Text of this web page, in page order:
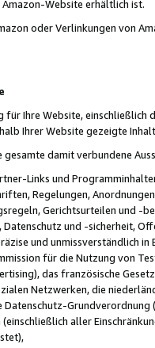
Website erhältlich ist.
oder Verlinkungen von
Ihre Website,
Ihrer Website gezeigte
gesamte damit verbundene
Links und
Regelungen,
Gerichtsurteilen und -
und -sicherheit,
und unmissverständlich
für die Nutzung von
das französische
Netzwerken, die
aller